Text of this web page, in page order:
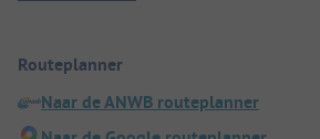
Routeplanner
Naar de ANWB routeplanner